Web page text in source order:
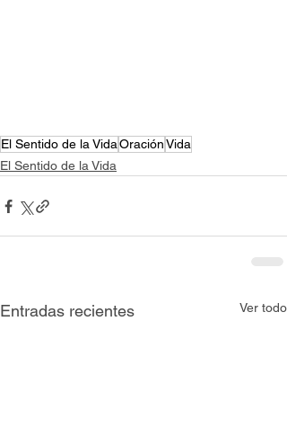
El Sentido de la VidaOraciónVida
El Sentido de la Vida
Entradas recientes Ver todo